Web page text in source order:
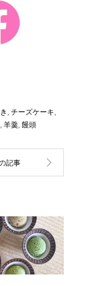
チーズケーキ
羊羹, 饅頭